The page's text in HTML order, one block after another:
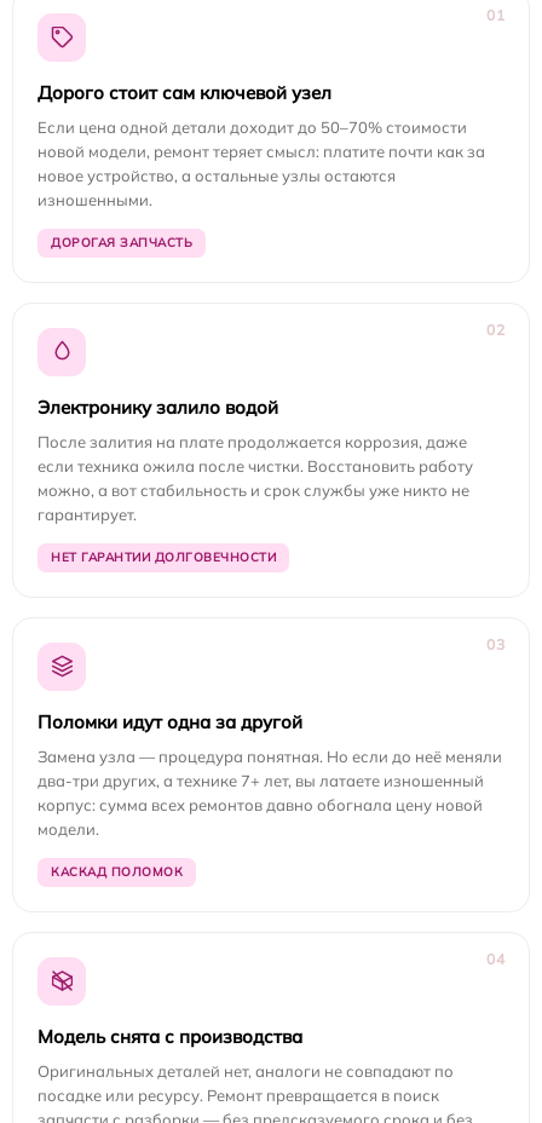
01
Дорого стоит сам ключевой узел
Если цена одной детали доходит до 50–70% стоимости
новой модели, ремонт теряет смысл: платите почти как за
новое устройство, а остальные узлы остаются
изношенными.
ДОРОГАЯ ЗАПЧАСТЬ
02
Электронику залило водой
После залития на плате продолжается коррозия, даже
если техника ожила после чистки. Восстановить работу
можно, а вот стабильность и срок службы уже никто не
гарантирует.
НЕТ ГАРАНТИИ ДОЛГОВЕЧНОСТИ
03
Поломки идут одна за другой
Замена узла — процедура понятная. Но если до неё меняли
два-три других, а технике 7+ лет, вы латаете изношенный
корпус: сумма всех ремонтов давно обогнала цену новой
модели.
КАСКАД ПОЛОМОК
04
Модель снята с производства
Оригинальных деталей нет, аналоги не совпадают по
посадке или ресурсу. Ремонт превращается в поиск
запчасти с разборки — без предсказуемого срока и без